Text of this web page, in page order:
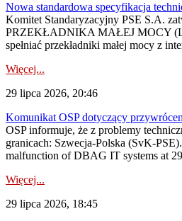
Nowa standardowa specyfikacja
Komitet Standaryzacyjny PSE S.A.
PRZEKŁADNIKA MAŁEJ MOCY
spełniać przekładniki małej mocy z
Więcej...
29 lipca 2026, 20:46
Komunikat OSP dotyczący
OSP informuje, że z problemy
granicach: Szwecja-Polska (SvK-
malfunction of DBAG IT systems at
Więcej...
29 lipca 2026, 18:45